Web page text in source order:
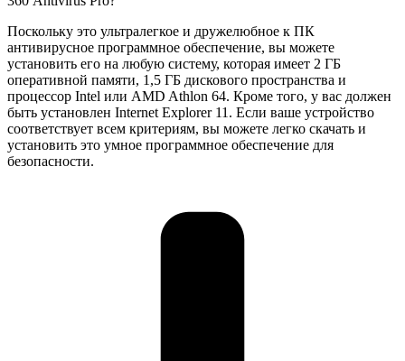
Поскольку это ультралегкое и дружелюбное к ПК
антивирусное программное обеспечение, вы можете
установить его на любую систему, которая имеет 2 ГБ
оперативной памяти, 1,5 ГБ дискового пространства и
процессор Intel или AMD Athlon 64. Кроме того, у вас должен
быть установлен Internet Explorer 11. Если ваше устройство
соответствует всем критериям, вы можете легко скачать и
установить это умное программное обеспечение для
безопасности.